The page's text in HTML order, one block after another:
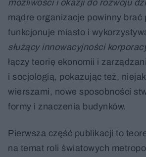
możliwości i okazji do rozwoju
mądre organizacje powinny brać
funkcjonuje miasto i
służący innowacyjności
łączy teorię ekonomii i
i socjologią, pokazując też,
wierszami, nowe sposobności
formy i znaczenia budynków.
Pierwsza część publikacji to
na temat roli światowych